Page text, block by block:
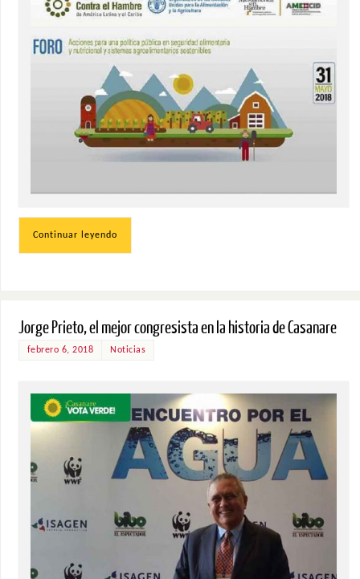
Continuar leyendo
Jorge Prieto, el mejor congresista en la historia de Casanare
febrero 6, 2018 Noticias